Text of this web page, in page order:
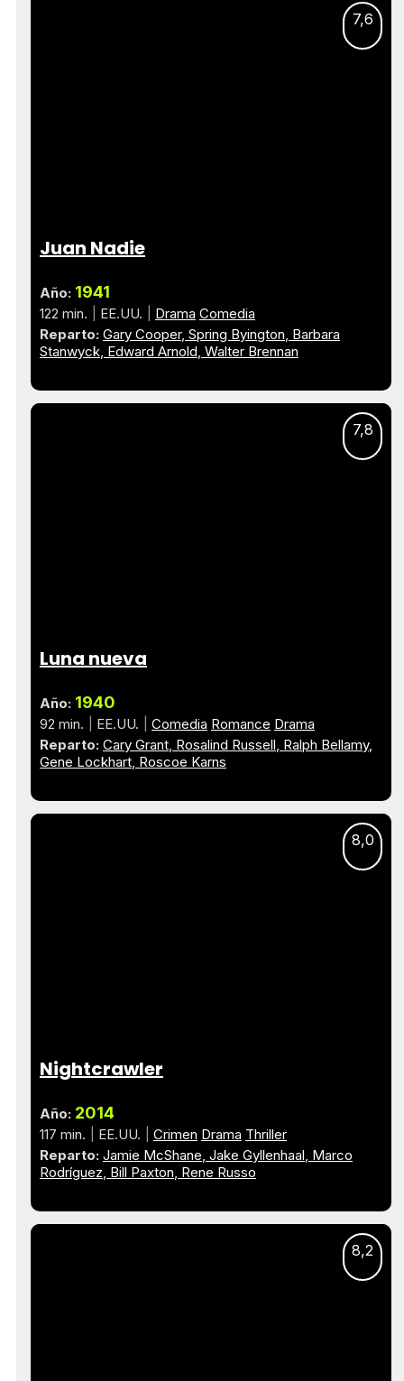
7,6
Juan Nadie
Año: 1941
122 min. EE.UU. Drama Comedia
Reparto: Gary Cooper Spring Byington Barbara
Stanwyck Edward Arnold Walter Brennan
7,8
Luna nueva
Año: 1940
92 min. EE.UU. Comedia Romance Drama
Reparto: Cary Grant Rosalind Russell Ralph Bellamy
Gene Lockhart Roscoe Karns
8,0
Nightcrawler
Año: 2014
117 min. EE.UU. Crimen Drama Thriller
Reparto: Jamie McShane Jake Gyllenhaal Marco
Rodríguez Bill Paxton Rene Russo
8,2